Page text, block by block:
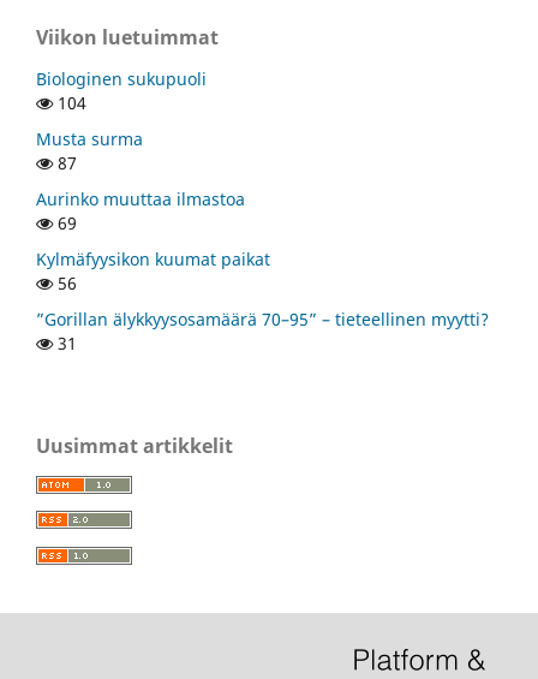
Viikon luetuimmat
Biologinen sukupuoli
104
Musta surma
87
Aurinko muuttaa ilmastoa
69
Kylmäfyysikon kuumat paikat
56
”Gorillan älykkyysosamäärä 70–95” – tieteellinen myytti?
31
Uusimmat artikkelit